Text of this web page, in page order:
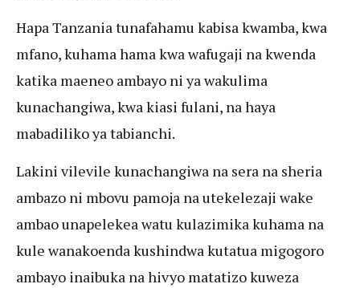
Hapa Tanzania tunafahamu kabisa kwamba, kwa
mfano, kuhama hama kwa wafugaji na kwenda
katika maeneo ambayo ni ya wakulima
kunachangiwa, kwa kiasi fulani, na haya
mabadiliko ya tabianchi.
Lakini vilevile kunachangiwa na sera na sheria
ambazo ni mbovu pamoja na utekelezaji wake
ambao unapelekea watu kulazimika kuhama na
kule wanakoenda kushindwa kutatua migogoro
ambayo inaibuka na hivyo matatizo kuweza